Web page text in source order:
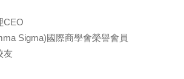
CEO
Sigma)國際商學會榮譽會員
友